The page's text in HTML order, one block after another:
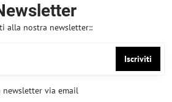
alla nostra newsletter::
Iscriviti
via email